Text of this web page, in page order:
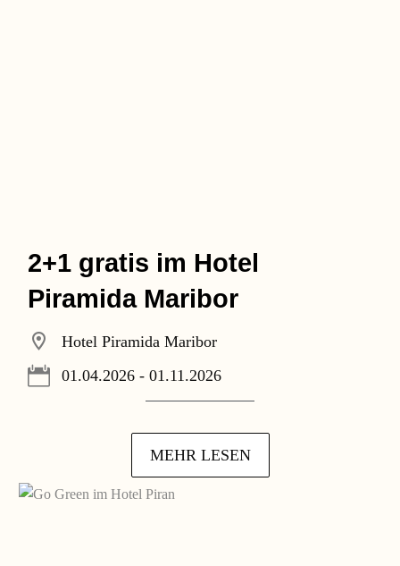
2+1 gratis im Hotel
Piramida Maribor
Hotel Piramida Maribor
01.04.2026 - 01.11.2026
MEHR LESEN